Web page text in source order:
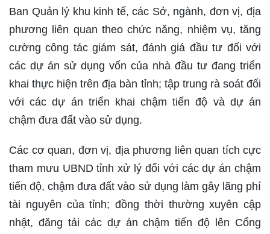
Ban Quản lý khu kinh tế, các Sở, ngành, đơn vị, địa
phương liên quan theo chức năng, nhiệm vụ, tăng
cường công tác giám sát, đánh giá đầu tư đối với
các dự án sử dụng vốn của nhà đầu tư đang triển
khai thực hiện trên địa bàn tỉnh; tập trung rà soát đối
với các dự án triển khai chậm tiến độ và dự án
chậm đưa đất vào sử dụng.
Các cơ quan, đơn vị, địa phương liên quan tích cực
tham mưu UBND tỉnh xử lý đối với các dự án chậm
tiến độ, chậm đưa đất vào sử dụng làm gây lãng phí
tài nguyên của tỉnh; đồng thời thường xuyên cập
nhật, đăng tải các dự án chậm tiến độ lên Cổng